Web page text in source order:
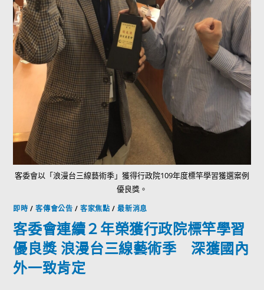
客委會以「浪漫台三線藝術季」獲得行政院109年度標竿學習獲選案例
優良獎。
即時 /客傳會公告 /客家焦點 /最新消息
客委會連續２年榮獲行政院標竿學習
優良獎 浪漫台三線藝術季 深獲國內
外一致肯定